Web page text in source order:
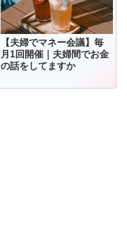
【夫婦でマネー会議】毎
月1回開催｜夫婦間でお金
の話をしてますか